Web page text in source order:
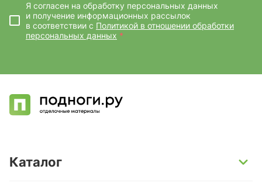
Я согласен на обработку персональных данных
и получение информационных рассылок
в соответствии с Политикой в отношении обработки
персональных данных *
Каталог